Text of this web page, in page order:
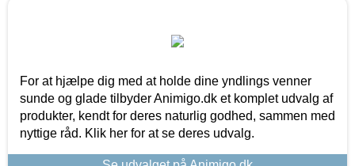
For at hjælpe dig med at holde dine yndlings venner
sunde og glade tilbyder Animigo.dk et komplet udvalg af
produkter, kendt for deres naturlig godhed, sammen med
nyttige råd. Klik her for at se deres udvalg.